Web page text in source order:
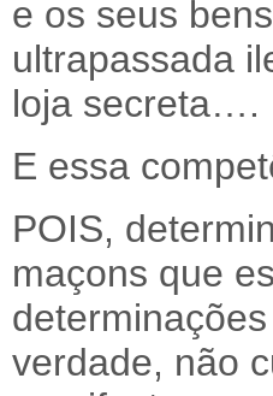
e os seus
ultrapassada
loja secreta….
E essa
POIS,
maçons que
verdade, não